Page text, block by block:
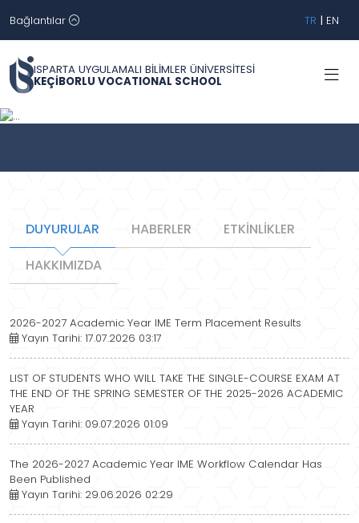
Bağlantılar TR | EN
ISPARTA UYGULAMALI BİLİMLER ÜNİVERSİTESİ
KEÇİBORLU VOCATIONAL SCHOOL
Geri İleri
DUYURULAR HABERLER
ETKİNLİKLER
HAKKIMIZDA
2026-2027 Academic Year IME Term Placement Results
Yayın Tarihi: 17.07.2026 03:17
LIST OF STUDENTS WHO WILL TAKE THE SINGLE-COURSE EXAM AT
THE END OF THE SPRING SEMESTER OF THE 2025-2026 ACADEMIC
YEAR
Yayın Tarihi: 09.07.2026 01:09
The 2026-2027 Academic Year IME Workflow Calendar Has
Been Published
Yayın Tarihi: 29.06.2026 02:29